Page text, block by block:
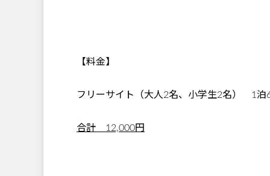
【料金】
フリーサイト（大人2名、小学生2名） 1泊
合計 12,000円